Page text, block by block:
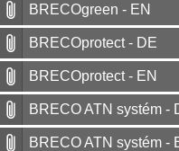
BRECOgreen - EN
BRECOprotect - DE
BRECOprotect - EN
BRECO ATN systém -
BRECO ATN systém -